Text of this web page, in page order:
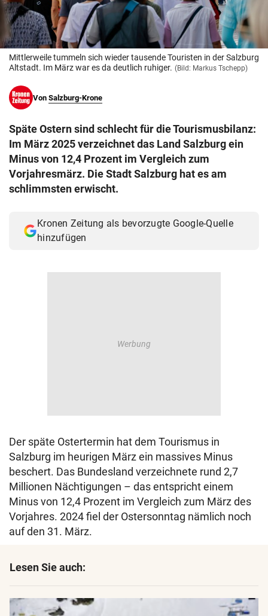
© Krone Multimedia GmbH & Co KG 2026
Muthgasse 2, 1190 Wien
Mittlerweile tummeln sich wieder tausende Touristen in der Salzburg
Altstadt. Im März war es da deutlich ruhiger. (Bild: Markus Tschepp)
Von Salzburg-Krone
Späte Ostern sind schlecht für die Tourismusbilanz:
Im März 2025 verzeichnet das Land Salzburg ein
Minus von 12,4 Prozent im Vergleich zum
Vorjahresmärz. Die Stadt Salzburg hat es am
schlimmsten erwischt.
Kronen Zeitung als bevorzugte Google-Quelle
hinzufügen
Der späte Ostertermin hat dem Tourismus in
Salzburg im heurigen März ein massives Minus
beschert. Das Bundesland verzeichnete rund 2,7
Millionen Nächtigungen – das entspricht einem
Minus von 12,4 Prozent im Vergleich zum März des
Vorjahres. 2024 fiel der Ostersonntag nämlich noch
auf den 31. März.
Lesen Sie auch: